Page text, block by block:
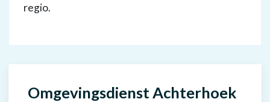
regio.
Omgevingsdienst Achterhoek